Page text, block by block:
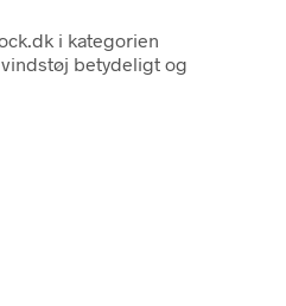
i kategorien
vindstøj betydeligt og